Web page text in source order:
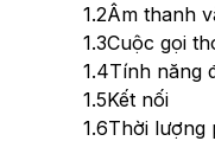
1.2Âm thanh
1.3Cuộc gọi
1.4Tính năng
1.5Kết nối
1.6Thời lượng